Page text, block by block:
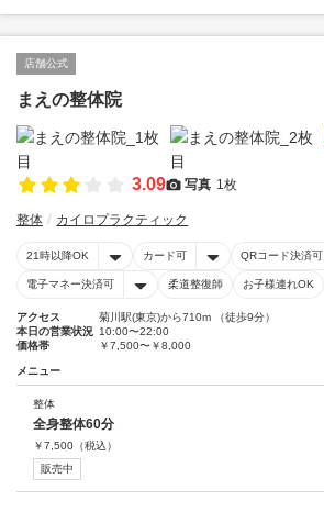
店舗公式
まえの整体院
3.09 写真 1枚
整体 カイロプラクティック
21時以降OK カード可 QRコード決済可
電子マネー決済可 柔道整復師 お子様連れOK
アクセス
菊川駅(東京)から710m （徒歩9分）
本日の営業状況 10:00〜22:00
価格帯
￥7,500〜￥8,000
メニュー
整体
全身整体60分
￥7,500 （税込）
販売中